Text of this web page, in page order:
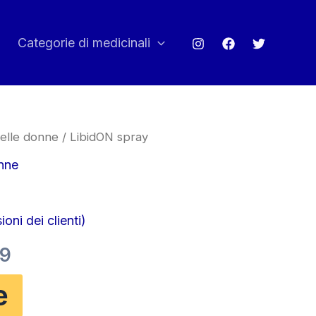
Categorie di medicinali
donne / LibidON spray
dei clienti)